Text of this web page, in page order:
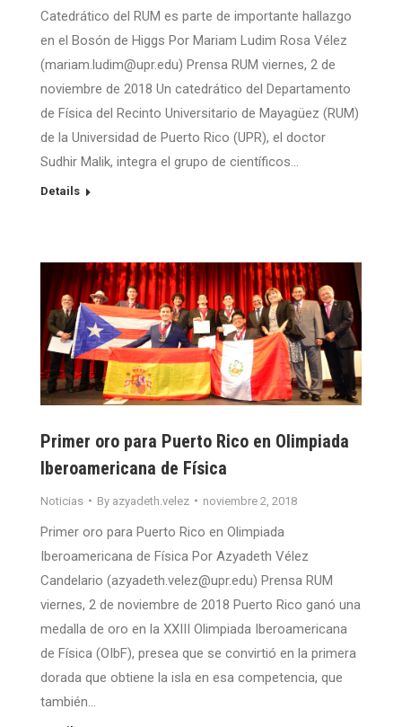
Catedrático del RUM es parte de importante hallazgo
en el Bosón de Higgs Por Mariam Ludim Rosa Vélez
(mariam.ludim@upr.edu) Prensa RUM viernes, 2 de
noviembre de 2018 Un catedrático del Departamento
de Física del Recinto Universitario de Mayagüez (RUM)
de la Universidad de Puerto Rico (UPR), el doctor
Sudhir Malik, integra el grupo de científicos…
Details
Primer oro para Puerto Rico en Olimpiada
Iberoamericana de Física
Noticias By azyadeth.velez noviembre 2, 2018
Primer oro para Puerto Rico en Olimpiada
Iberoamericana de Física Por Azyadeth Vélez
Candelario (azyadeth.velez@upr.edu) Prensa RUM
viernes, 2 de noviembre de 2018 Puerto Rico ganó una
medalla de oro en la XXIII Olimpiada Iberoamericana
de Física (OIbF), presea que se convirtió en la primera
dorada que obtiene la isla en esa competencia, que
también…